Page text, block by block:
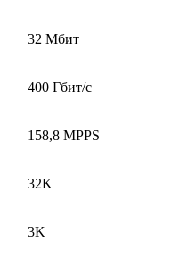
32 Мбит
400 Гбит/с
158,8 MPPS
32K
3K